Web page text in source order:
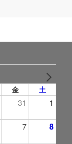
金 土
31 1
7 8